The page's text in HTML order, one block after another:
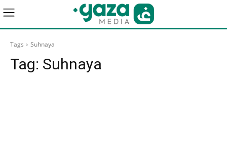
Tags Suhnaya
Tag: Suhnaya